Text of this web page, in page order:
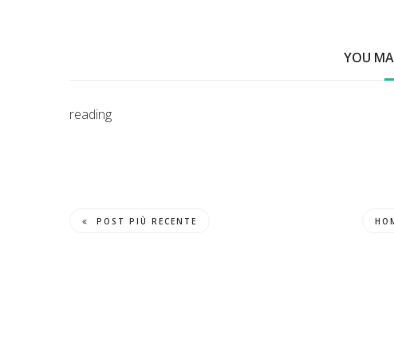
YOU
reading
POST PIÙ RECENTE